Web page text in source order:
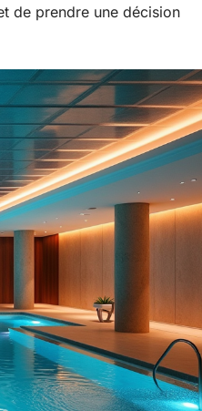
de prendre une décision